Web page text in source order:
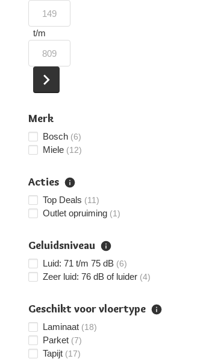
t/m
Merk
Bosch (6)
Miele (12)
Acties
Top Deals (11)
Outlet opruiming (1)
Geluidsniveau
Luid: 71 t/m 75 dB (6)
Zeer luid: 76 dB of luider (4)
Geschikt voor vloertype
Laminaat (18)
Parket (7)
Tapijt (17)